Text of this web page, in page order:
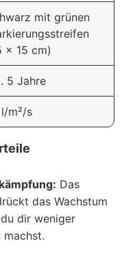
mit grünen
x 15 cm)
5 Jahre
l/m²/s
Das
das Wachstum
dir weniger